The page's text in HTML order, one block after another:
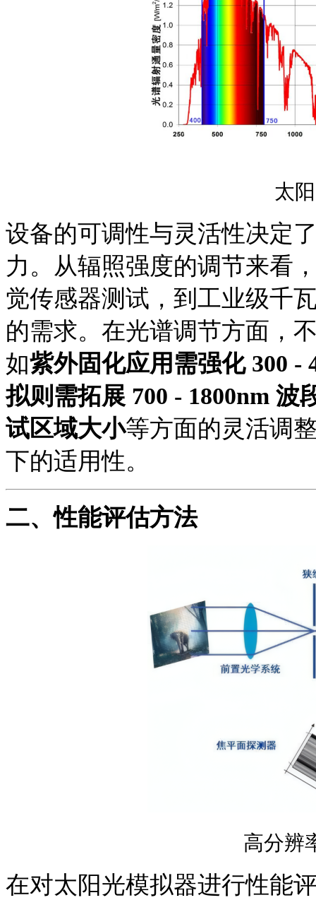
太
设备的可调性与灵活性决定
力。从辐照强度的调节来看
觉传感器测试，到工业级千
的需求。在光谱调节方面，
如紫外固化应用需强化 300 -
拟则需拓展 700 - 1800nm 波
试区域大小等方面的灵活调
下的适用性。
二、性能评估方法
高分辨
在对太阳光模拟器进行性能